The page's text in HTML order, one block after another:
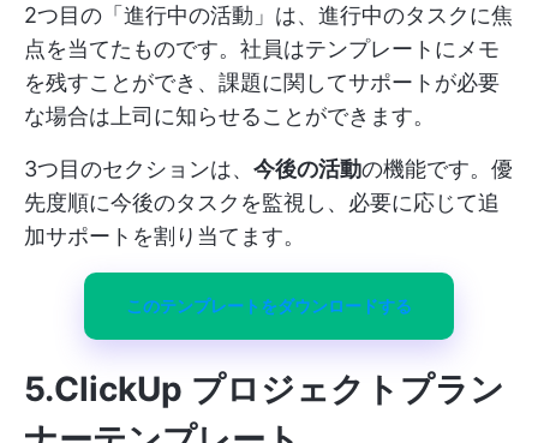
2つ目の「進行中の活動」は、進行中のタスクに焦
点を当てたものです。社員はテンプレートにメモ
を残すことができ、課題に関してサポートが必要
な場合は上司に知らせることができます。
3つ目のセクションは、 今後の活動の機能です。優
先度順に今後のタスクを監視し、必要に応じて追
加サポートを割り当てます。
このテンプレートをダウンロードする
5.ClickUp プロジェクトプラン